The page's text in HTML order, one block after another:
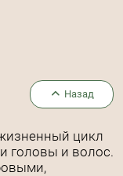
Назад
цикл
головы и волос.